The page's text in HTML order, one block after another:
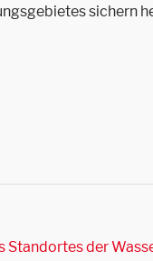
sichern
Standortes der